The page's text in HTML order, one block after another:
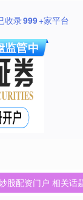
收录999+家平台
股配资门户 相关话